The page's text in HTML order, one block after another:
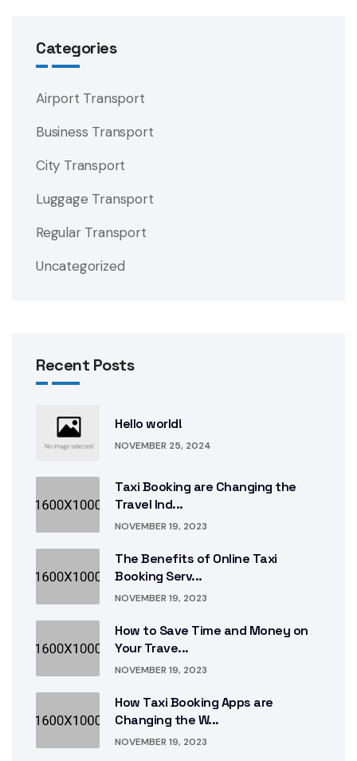
Categories
Airport Transport
Business Transport
City Transport
Luggage Transport
Regular Transport
Uncategorized
Recent Posts
Hello world!
NOVEMBER 25, 2024
Taxi Booking are Changing the
Travel Ind...
NOVEMBER 19, 2023
The Benefits of Online Taxi
Booking Serv...
NOVEMBER 19, 2023
How to Save Time and Money on
Your Trave...
NOVEMBER 19, 2023
How Taxi Booking Apps are
Changing the W...
NOVEMBER 19, 2023